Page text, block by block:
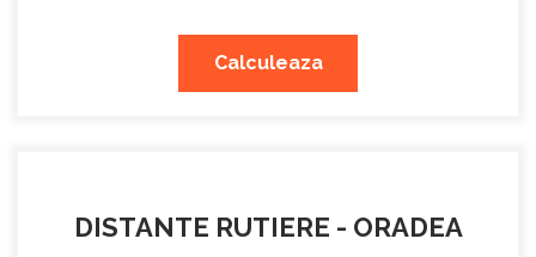
Calculeaza
DISTANTE RUTIERE - ORADEA